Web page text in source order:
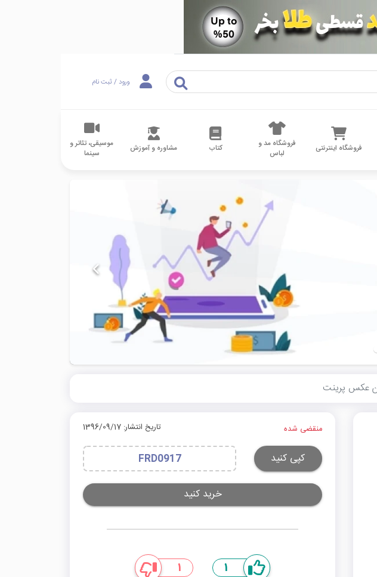
ورود / ثبت نام
فروشگاه اینترنتی
فروشگاه مد و
لباس
کتاب مشاوره و آموزش
موسیقی، تئاتر و
سینما
منقضی شده تاریخ انتشار: 1396/09/17
کپی کنید FRD0917
خرید کنید
1
1